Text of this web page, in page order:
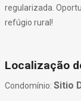
regularizada.
refúgio rural!
Localização
Condomínio: Sitio